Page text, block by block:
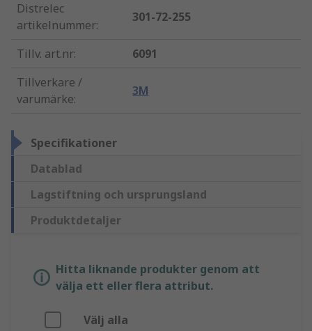
Distrelec
artikelnummer:
301-72-255
Tillv. art.nr:
6091
Tillverkare /
varumärke:
3M
Specifikationer
Datablad
Lagstiftning och ursprungsland
Produktdetaljer
Hitta liknande produkter genom att
välja ett eller flera attribut.
Välj alla